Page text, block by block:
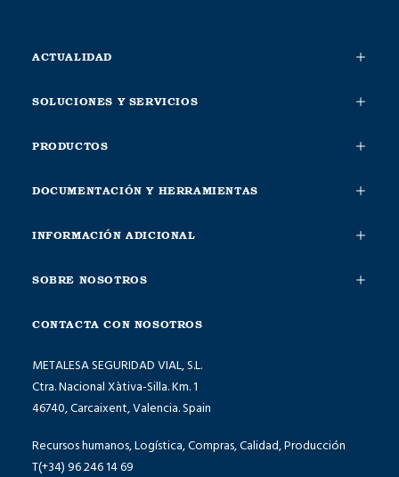
ACTUALIDAD
SOLUCIONES Y SERVICIOS
PRODUCTOS
DOCUMENTACIÓN Y HERRAMIENTAS
INFORMACIÓN ADICIONAL
SOBRE NOSOTROS
CONTACTA CON NOSOTROS
METALESA SEGURIDAD VIAL, S.L.
Ctra. Nacional Xàtiva-Silla. Km. 1
46740, Carcaixent, Valencia. Spain
Recursos humanos, Logística, Compras, Calidad, Producción
T(+34) 96 246 14 69